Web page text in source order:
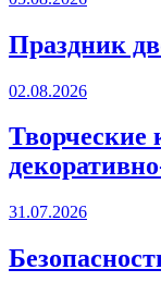
Праздник
02.08.2026
Творческие
31.07.2026